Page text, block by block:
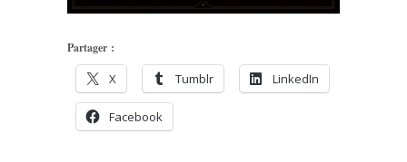
Partager :
X Tumblr LinkedIn
Facebook